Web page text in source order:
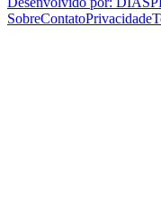
SobreContatoPrivacidade